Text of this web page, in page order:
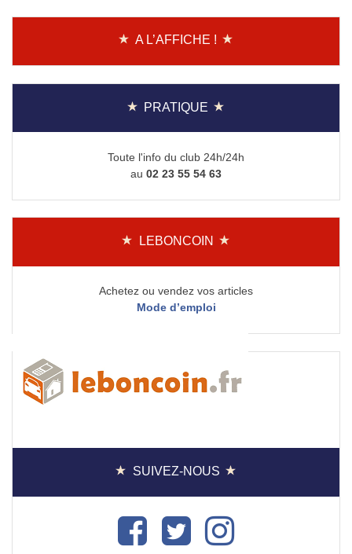
A L’AFFICHE !
PRATIQUE
Toute l'info du club 24h/24h
au 02 23 55 54 63
LEBONCOIN
Achetez ou vendez vos articles
Mode d’emploi
SUIVEZ-NOUS